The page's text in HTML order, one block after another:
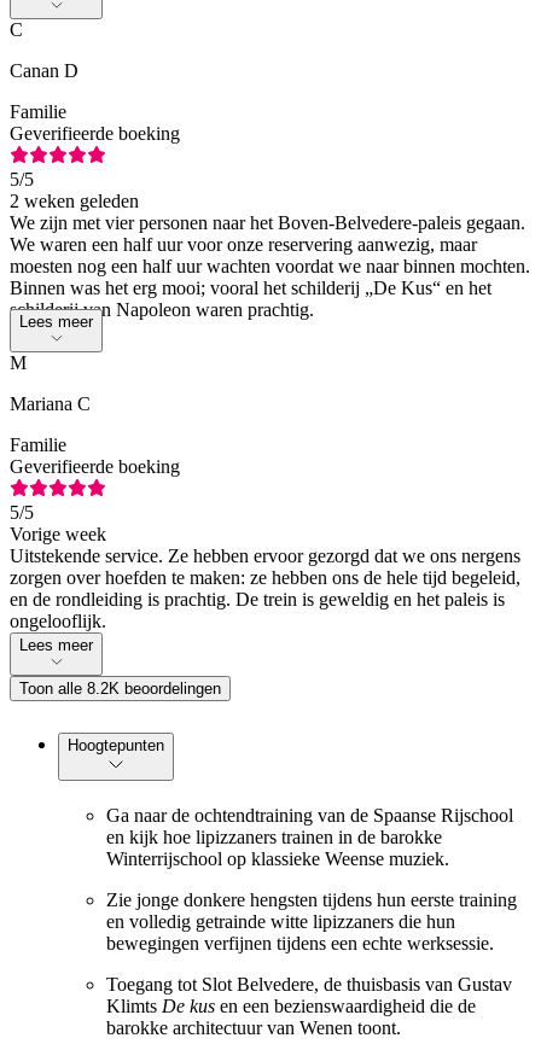
C
Canan D
Familie
Geverifieerde boeking
5/5
2 weken geleden
We zijn met vier personen naar het Boven-Belvedere-paleis gegaan.
We waren een half uur voor onze reservering aanwezig, maar
moesten nog een half uur wachten voordat we naar binnen mochten.
Binnen was het erg mooi; vooral het schilderij „De Kus“ en het
schilderij van Napoleon waren prachtig.
Lees meer
M
Mariana C
Familie
Geverifieerde boeking
5/5
Vorige week
Uitstekende service. Ze hebben ervoor gezorgd dat we ons nergens
zorgen over hoefden te maken: ze hebben ons de hele tijd begeleid,
en de rondleiding is prachtig. De trein is geweldig en het paleis is
ongelooflijk.
Lees meer
Toon alle 8.2K beoordelingen
Hoogtepunten
Ga naar de ochtendtraining van de Spaanse Rijschool
en kijk hoe lipizzaners trainen in de barokke
Winterrijschool op klassieke Weense muziek.
Zie jonge donkere hengsten tijdens hun eerste training
en volledig getrainde witte lipizzaners die hun
bewegingen verfijnen tijdens een echte werksessie.
Toegang tot Slot Belvedere, de thuisbasis van Gustav
Klimts De kus en een bezienswaardigheid die de
barokke architectuur van Wenen toont.